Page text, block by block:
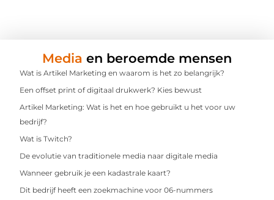
Media en beroemde mensen
Wat is Artikel Marketing en waarom is het zo belangrijk?
Een offset print of digitaal drukwerk? Kies bewust
Artikel Marketing: Wat is het en hoe gebruikt u het voor uw
bedrijf?
Wat is Twitch?
De evolutie van traditionele media naar digitale media
Wanneer gebruik je een kadastrale kaart?
Dit bedrijf heeft een zoekmachine voor 06-nummers